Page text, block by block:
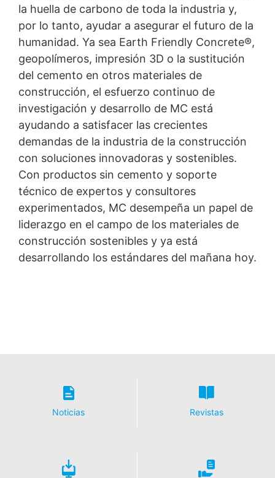
la huella de carbono de toda la industria y,
por lo tanto, ayudar a asegurar el futuro de la
humanidad. Ya sea Earth Friendly Concrete®,
geopolímeros, impresión 3D o la sustitución
del cemento en otros materiales de
construcción, el esfuerzo continuo de
investigación y desarrollo de MC está
ayudando a satisfacer las crecientes
demandas de la industria de la construcción
con soluciones innovadoras y sostenibles.
Con productos sin cemento y soporte
técnico de expertos y consultores
experimentados, MC desempeña un papel de
liderazgo en el campo de los materiales de
construcción sostenibles y ya está
desarrollando los estándares del mañana hoy.
Noticias Revistas